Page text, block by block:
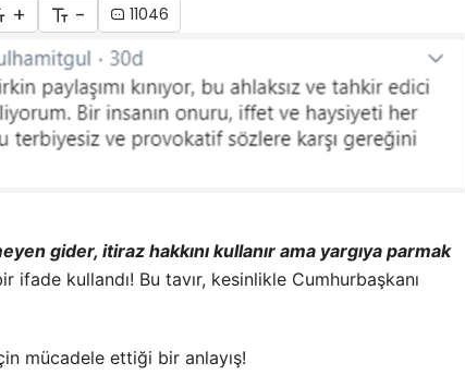
+ - 11046
gider, itiraz hakkını kullanır ama yargıya parmak
ifade kullandı! Bu tavır, kesinlikle Cumhurbaşkanı
mücadele ettiği bir anlayış!